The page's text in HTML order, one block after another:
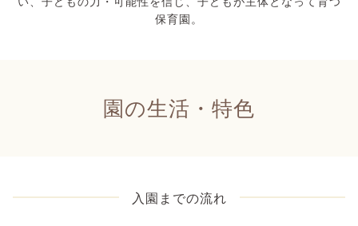
保育園。
園の生活・特色
入園までの流れ